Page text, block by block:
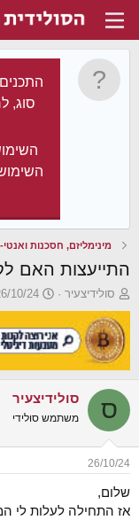
סוג,
מינימליזם, חסכנות
התייעצות האם
פ
ו
ת
ח
ה
נ
ו
ש
א
סולידיצעיר
פ
ו
ר
ס
ם
ב
א
ר
10/24
ס סולידיצעיר
משתמש סולידי
26/10/24
שלום,
אז התחילה לעלות לי